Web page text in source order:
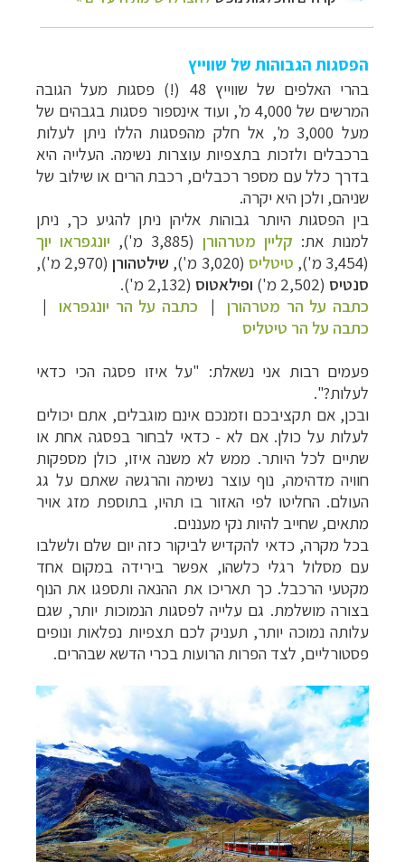
הפסגות הגבוהות של שווייץ
בהרי האלפים של שווייץ
48 (!) פסגות מעל הגובה
המרשים של 4,000 מ', ועוד אינספור פסגות בגבהים של
מעל 3,000 מ', אל חלק מהפסגות הללו ניתן לעלות
ברכבלים ולזכות בתצפיות עוצרות נשימה. העלייה היא
בדרך כלל עם מספר רכבלים, רכבת הרים או שילוב של
שניהם, ולכן היא יקרה.
בין הפסגות היותר גבוהות אליהן ניתן להגיע כך, ניתן
למנות את: קליין מטרהורן (3,885 מ'),
יונגפראו יוך
(3,454 מ'),
טיטליס (3,020 מ'), שילטהורן(2,970 מ'),
סנטיס (2,502 מ') ופילאטוס (2,132 מ').
כתבה על הר מטרהורן
| כתבה על הר יונגפראו
|
כתבה על הר טיטליס
פעמים רבות אני נשאלת: "על איזו פסגה הכי כדאי
לעלות?".
ובכן, אם תקציבכם וזמנכם אינם מוגבלים, אתם יכולים
לעלות על כולן. אם לא - כדאי לבחור בפסגה אחת או
שתיים לכל היותר. ממש לא משנה איזו, כולן מספקות
חוויה מדהימה, נוף עוצר נשימה והרגשה שאתם על גג
העולם. החליטו לפי האזור בו תהיו, בתוספת מזג אויר
מתאים, שחייב להיות נקי מעננים.
בכל מקרה, כדאי להקדיש לביקור כזה יום שלם ולשלבו
עם מסלול רגלי כלשהו, אפשר בירידה במקום אחד
מקטעי הרכבל. כך תאריכו את ההנאה ותספגו את הנוף
בצורה מושלמת. גם עלייה לפסגות הנמוכות יותר, שגם
עלותה נמוכה יותר, תעניק לכם תצפיות נפלאות ונופים
פסטורליים, לצד הפרות הרועות בכרי הדשא שבהרים.